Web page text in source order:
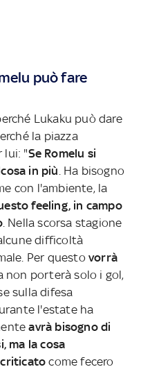
può fare
Lukaku può dare
la piazza
lui: "Se Romelu si
in più . Ha bisogno
con l'ambiente, la
feeling, in campo
. Nella scorsa stagione
difficoltà
Per questo vorrà
non porterà solo i gol,
sulla difesa
l'estate ha
avrà bisogno di
ma la cosa
come fecero